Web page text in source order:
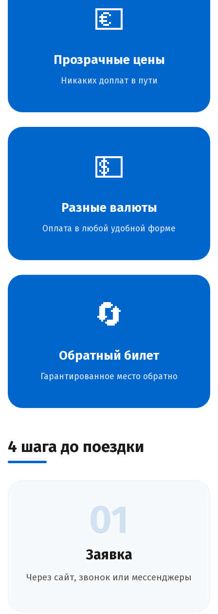
💶
Прозрачные цены
Никаких доплат в пути
💵
Разные валюты
Оплата в любой удобной форме
🔄
Обратный билет
Гарантированное место обратно
4 шага до поездки
01
Заявка
Через сайт, звонок или мессенджеры